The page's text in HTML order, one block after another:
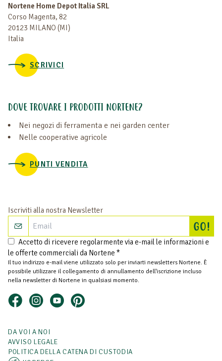
Nortene Home Depot Italia SRL
Corso Magenta, 82
20123 MILANO (MI)
Italia
SCRIVICI
DOVE TROVARE I PRODOTTI NORTENE?
Nei negozi di ferramenta e nei garden center
Nelle cooperative agricole
PUNTI VENDITA
Iscriviti alla nostra Newsletter
GO!
Accetto di ricevere regolarmente via e-mail le informazioni e
le offerte commerciali da Nortene *
Il tuo indirizzo e-mail viene utilizzato solo per inviarti newsletters Nortene. È
possibile utilizzare il collegamento di annullamento dell'iscrizione incluso
nella newsletter di Nortene in qualsiasi momento.
DA VOI A NOI
AVVISO LEGALE
POLITICA DELLA CATENA DI CUSTODIA